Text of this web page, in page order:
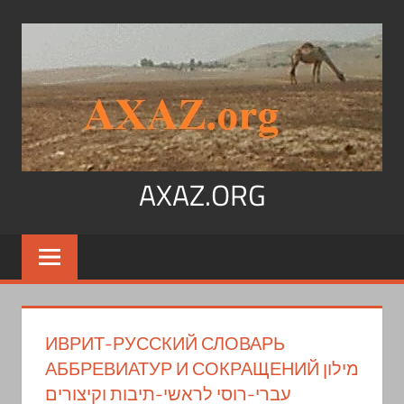
содержимому
AXAZ.ORG
Арабский
язык,
арамейский.
читать
арабском,
ИВРИТ-РУССКИЙ СЛОВАРЬ
АББРЕВИАТУР И СОКРАЩЕНИЙ מילון
עברי-רוסי לראשי-תיבות וקיצורים